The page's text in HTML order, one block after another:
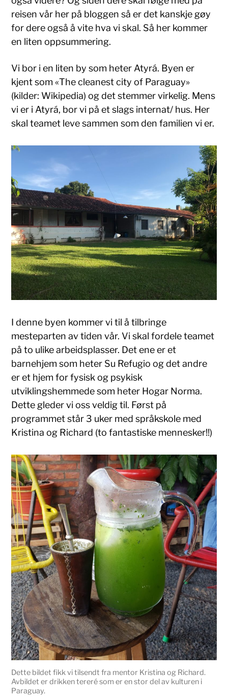
reisen vår her på bloggen så er det kanskje gøy
for dere også å vite hva vi skal. Så her kommer
en liten oppsummering.
Vi bor i en liten by som heter Atyrá. Byen er
kjent som «The cleanest city of Paraguay»
(kilder: Wikipedia) og det stemmer virkelig. Mens
vi er i Atyrá, bor vi på et slags internat/ hus. Her
skal teamet leve sammen som den familien vi er.
I denne byen kommer vi til å tilbringe
mesteparten av tiden vår. Vi skal fordele teamet
på to ulike arbeidsplasser. Det ene er et
barnehjem som heter Su Refugio og det andre
er et hjem for fysisk og psykisk
utviklingshemmede som heter Hogar Norma.
Dette gleder vi oss veldig til. Først på
programmet står 3 uker med språkskole med
Kristina og Richard (to fantastiske mennesker!!)
Dette bildet fikk vi tilsendt fra mentor Kristina og Richard.
Avbildet er drikken tereré som er en stor del av kulturen i
Paraguay.